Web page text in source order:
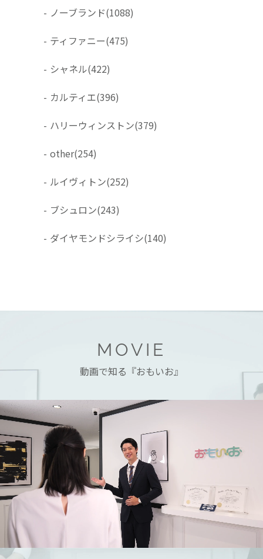
- ノーブランド(1088)
- ティファニー(475)
- シャネル(422)
- カルティエ(396)
- ハリーウィンストン(379)
- other(254)
- ルイヴィトン(252)
- ブシュロン(243)
- ダイヤモンドシライシ(140)
MOVIE
動画で知る『おもいお』